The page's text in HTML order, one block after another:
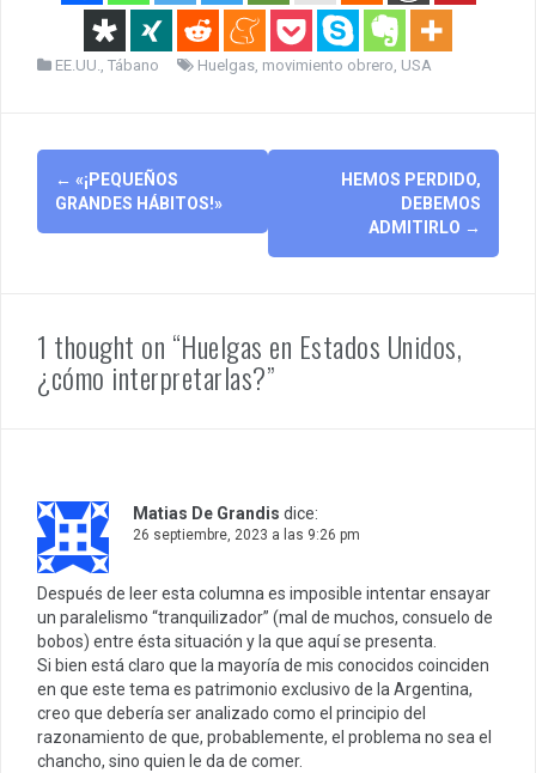
EE.UU., Tábano Huelgas, movimiento obrero, USA
Post
navigation
← «¡PEQUEÑOS
GRANDES HÁBITOS!»
HEMOS PERDIDO,
DEBEMOS
ADMITIRLO →
1 thought on “Huelgas en Estados Unidos,
¿cómo interpretarlas?”
Matias De Grandis dice:
26 septiembre, 2023 a las 9:26 pm
Después de leer esta columna es imposible intentar ensayar
un paralelismo “tranquilizador” (mal de muchos, consuelo de
bobos) entre ésta situación y la que aquí se presenta.
Si bien está claro que la mayoría de mis conocidos coinciden
en que este tema es patrimonio exclusivo de la Argentina,
creo que debería ser analizado como el principio del
razonamiento de que, probablemente, el problema no sea el
chancho, sino quien le da de comer.